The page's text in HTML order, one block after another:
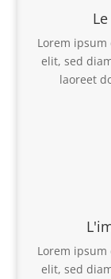
Lorem
elit, sed
laoreet
Lorem
elit, sed